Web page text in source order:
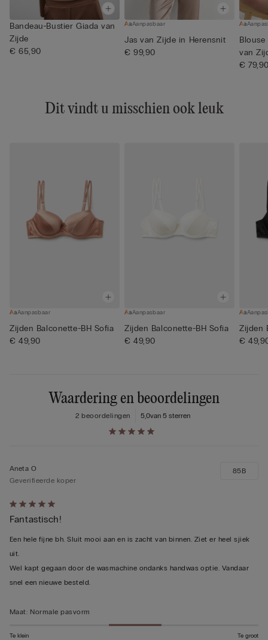
Bandeau-Bustier Giada van
Zijde
€ 65,90
Aanpasbaar
Jas van Zijde in Herensnit
€ 99,90
van
€
Dit vindt u misschien ook leuk
Aanpasbaar
Zijden Balconette-BH Sofia
€ 49,90
Aanpasbaar
Zijden Balconette-BH Sofia
€ 49,90
Zijden
€
Waardering en beoordelingen
5,0van 5 sterren
2 beoordelingen
5
op
5
beoordeeld
Aneta O
Geverifieerde koper
Fantastisch!
Een hele fijne bh. Sluit mooi aan en is zacht van binnen. Ziet er heel sjiek
uit.
Wel kapt gegaan door de wasmachine ondanks handwas optie. Vandaar
snel een nieuwe besteld.
85B
Maat: Normale pasvorm
Te klein Te groot